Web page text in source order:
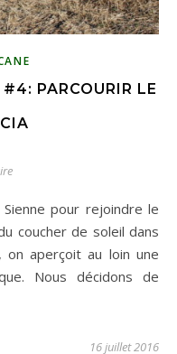
PARCOURIR LE
coucher de soleil dans
aperçoit au loin une
Nous décidons de
16 juillet 2016